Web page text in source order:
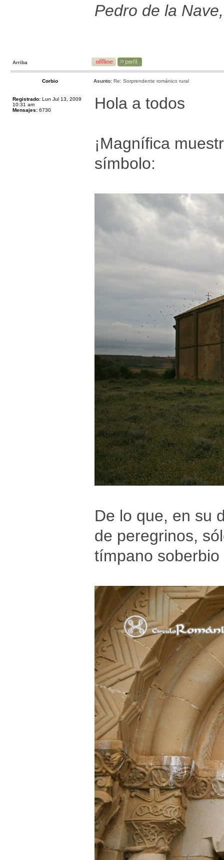
Pedro de la
Arriba
Corbio Asunto: Re: Sorprendente románico rural
Registrado: Lun Jul 13, 2009
10:31 am
Mensajes: 6730 Hola a todos
¡Magnífica
símbolo:
De lo que, en su
de peregrinos,
tímpano